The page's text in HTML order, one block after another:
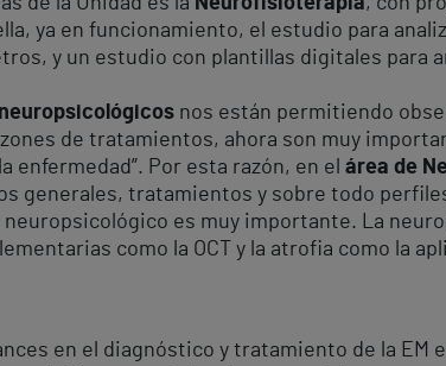
ya en funcionamiento, el estudio para
y un estudio con plantillas digitales para
nos están permitiendo
de tratamientos, ahora son muy
enfermedad”. Por esta razón, en el área de
generales, tratamientos y sobre todo
es muy importante. La
como la OCT y la atrofia como la
en el diagnóstico y tratamiento de la